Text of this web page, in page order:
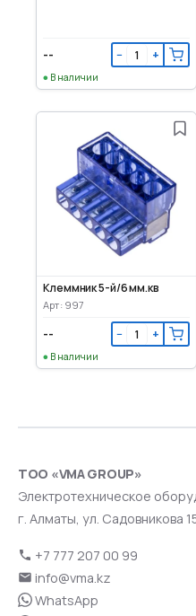
-- − +
В наличии
Клеммник 5-й/6 мм.кв
Арт: 997
-- − +
В наличии
ТОО «VMA GROUP»
Электротехническое
г. Алматы, ул. Садовникова
+7 777 207 00 99
info@vma.kz
WhatsApp